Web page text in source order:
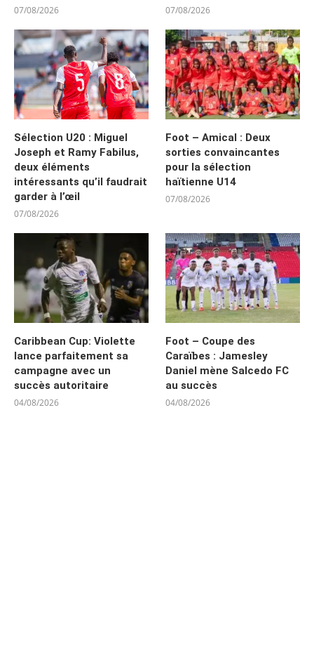
07/08/2026 07/08/2026
Sélection U20 : Miguel
Joseph et Ramy Fabilus,
deux éléments
intéressants qu’il faudrait
garder à l’œil
07/08/2026
Foot – Amical : Deux
sorties convaincantes
pour la sélection
haïtienne U14
07/08/2026
Caribbean Cup: Violette
lance parfaitement sa
campagne avec un
succès autoritaire
04/08/2026
Foot – Coupe des
Caraïbes : Jamesley
Daniel mène Salcedo FC
au succès
04/08/2026